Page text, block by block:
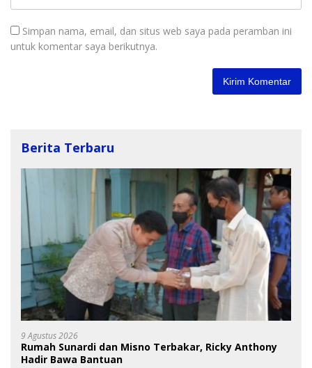
Simpan nama, email, dan situs web saya pada peramban ini
untuk komentar saya berikutnya.
Berita Terbaru
9 Agustus 2026
Rumah Sunardi dan Misno Terbakar, Ricky Anthony
Hadir Bawa Bantuan